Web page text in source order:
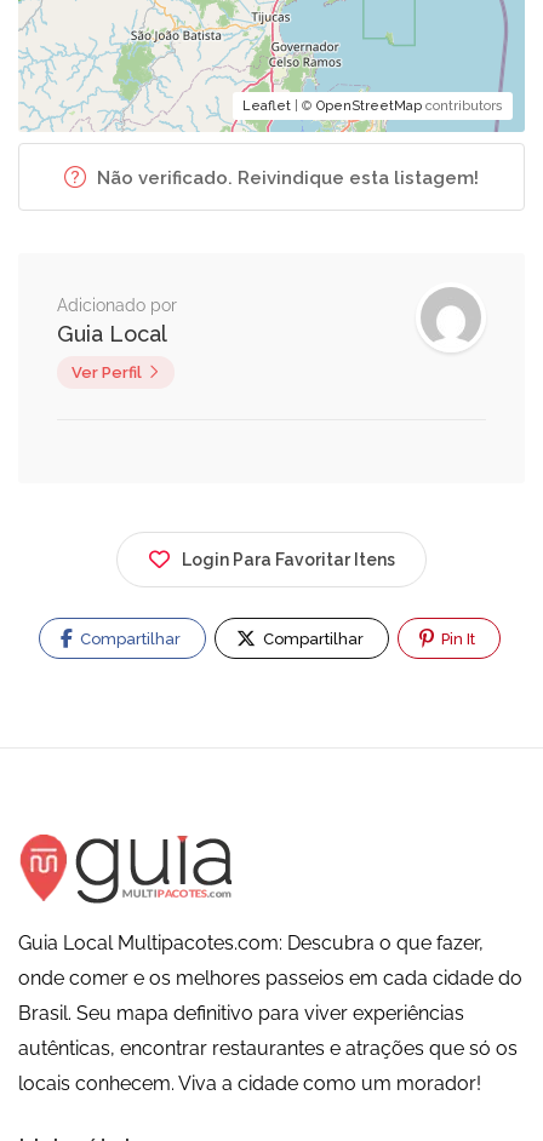
Leaflet | © OpenStreetMap contributors
Não verificado. Reivindique esta listagem!
Adicionado por
Guia Local
Ver Perfil
Login Para Favoritar Itens
Compartilhar Compartilhar Pin It
Guia Local Multipacotes.com: Descubra o que fazer,
onde comer e os melhores passeios em cada cidade do
Brasil. Seu mapa definitivo para viver experiências
autênticas, encontrar restaurantes e atrações que só os
locais conhecem. Viva a cidade como um morador!